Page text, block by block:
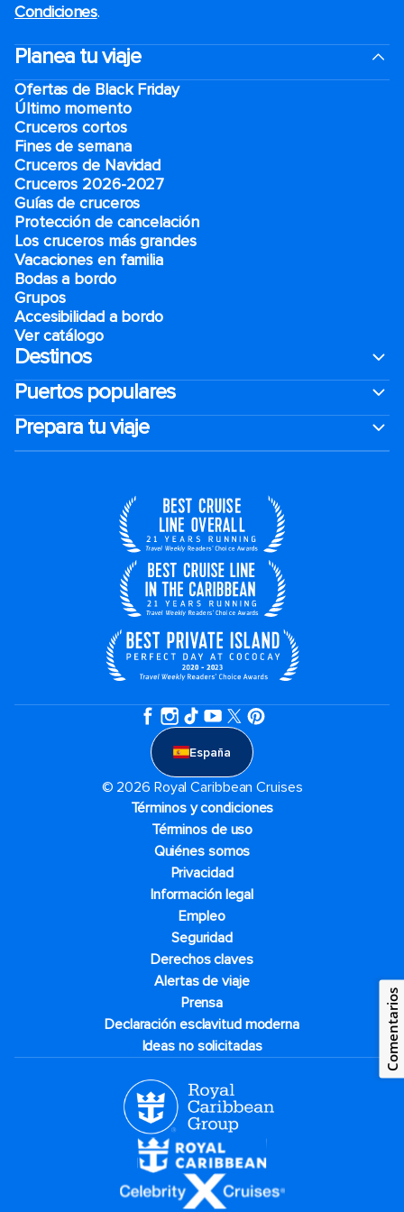
Condiciones.
Planea tu viaje
Ofertas de Black Friday
Último momento
Cruceros cortos
Fines de semana
Cruceros de Navidad
Cruceros 2026-2027
Guías de cruceros
Protección de cancelación
Los cruceros más grandes
Vacaciones en familia
Bodas a bordo
Grupos
Accesibilidad a bordo
Ver catálogo
Destinos
Puertos populares
Prepara tu viaje
España
© 2026 Royal Caribbean Cruises
Términos y condiciones
Términos de uso
Quiénes somos
Privacidad
Información legal
Empleo
Seguridad
Derechos claves
Alertas de viaje
Prensa
Declaración esclavitud moderna
Ideas no solicitadas
Comentarios